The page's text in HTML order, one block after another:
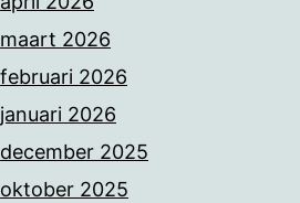
maart 2026
februari 2026
januari 2026
december 2025
oktober 2025